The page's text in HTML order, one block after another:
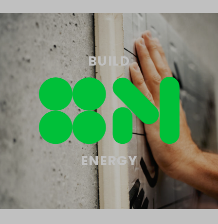
BUILD
ENERGY